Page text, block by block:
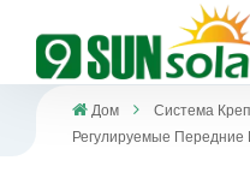
Дом Система
Регулируемые